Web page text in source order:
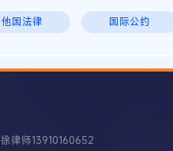
他国法律 国际公约
徐律师13910160652